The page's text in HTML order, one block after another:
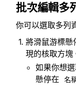
批次編輯多
你可以選取多列
將滑鼠游標懸
現的核取方塊
如果你想
懸停在
名